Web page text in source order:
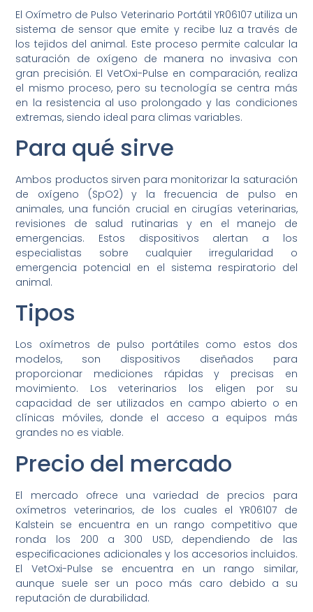
El Oxímetro de Pulso Veterinario Portátil YR06107 utiliza un
sistema de sensor que emite y recibe luz a través de
los tejidos del animal. Este proceso permite calcular la
saturación de oxígeno de manera no invasiva con
gran precisión. El VetOxi-Pulse en comparación, realiza
el mismo proceso, pero su tecnología se centra más
en la resistencia al uso prolongado y las condiciones
extremas, siendo ideal para climas variables.
Para qué sirve
Ambos productos sirven para monitorizar la saturación
de oxígeno (SpO2) y la frecuencia de pulso en
animales, una función crucial en cirugías veterinarias,
revisiones de salud rutinarias y en el manejo de
emergencias. Estos dispositivos alertan a los
especialistas sobre cualquier irregularidad o
emergencia potencial en el sistema respiratorio del
animal.
Tipos
Los oxímetros de pulso portátiles como estos dos
modelos, son dispositivos diseñados para
proporcionar mediciones rápidas y precisas en
movimiento. Los veterinarios los eligen por su
capacidad de ser utilizados en campo abierto o en
clínicas móviles, donde el acceso a equipos más
grandes no es viable.
Precio del mercado
El mercado ofrece una variedad de precios para
oxímetros veterinarios, de los cuales el YR06107 de
Kalstein se encuentra en un rango competitivo que
ronda los 200 a 300 USD, dependiendo de las
especificaciones adicionales y los accesorios incluidos.
El VetOxi-Pulse se encuentra en un rango similar,
aunque suele ser un poco más caro debido a su
reputación de durabilidad.